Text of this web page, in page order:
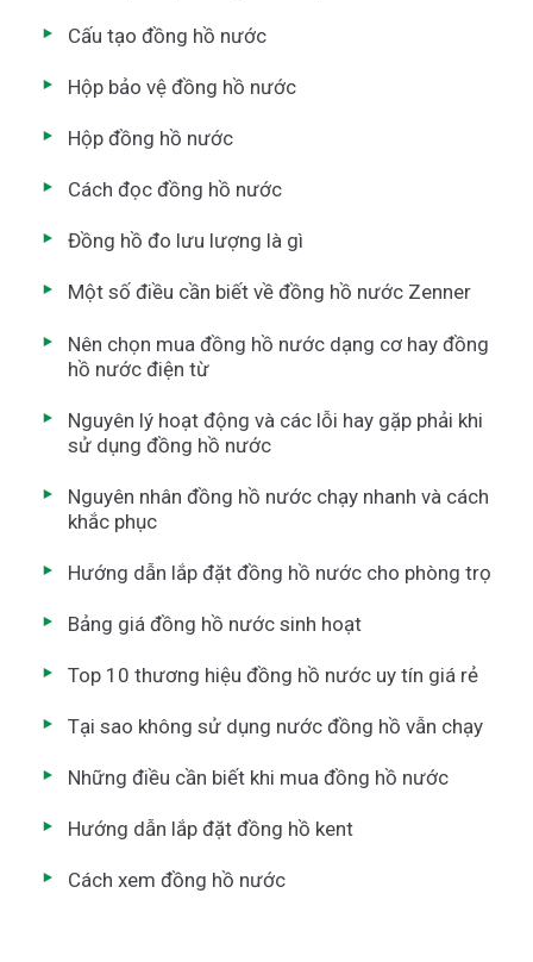
Cấu tạo đồng hồ nước
Hộp bảo vệ đồng hồ nước
Hộp đồng hồ nước
Cách đọc đồng hồ nước
Đồng hồ đo lưu lượng là gì
Một số điều cần biết về đồng hồ nước Zenner
Nên chọn mua đồng hồ nước dạng cơ hay đồng
hồ nước điện từ
Nguyên lý hoạt động và các lỗi hay gặp phải khi
sử dụng đồng hồ nước
Nguyên nhân đồng hồ nước chạy nhanh và cách
khắc phục
Hướng dẫn lắp đặt đồng hồ nước cho phòng trọ
Bảng giá đồng hồ nước sinh hoạt
Top 10 thương hiệu đồng hồ nước uy tín giá rẻ
Tại sao không sử dụng nước đồng hồ vẫn chạy
Những điều cần biết khi mua đồng hồ nước
Hướng dẫn lắp đặt đồng hồ kent
Cách xem đồng hồ nước